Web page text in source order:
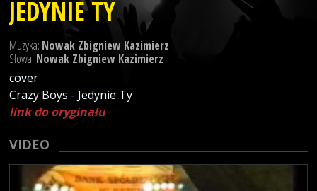
JEDYNIE TY
Muzyka: Nowak Zbigniew Kazimierz
Słowa: Nowak Zbigniew Kazimierz
cover
Crazy Boys - Jedynie Ty
link do oryginału
VIDEO